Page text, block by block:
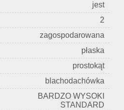
jest
2
zagospodarowana
płaska
prostokąt
blachodachówka
BARDZO WYSOKI
STANDARD